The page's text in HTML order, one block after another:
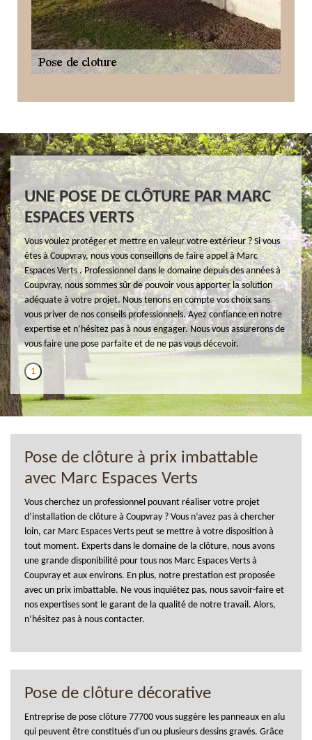
UNE POSE DE CLÔTURE PAR MARC
ESPACES VERTS
Vous voulez protéger et mettre en valeur votre extérieur ? Si vous
êtes à Coupvray, nous vous conseillons de faire appel à Marc
Espaces Verts . Professionnel dans le domaine depuis des années à
Coupvray, nous sommes sûr de pouvoir vous apporter la solution
adéquate à votre projet. Nous tenons en compte vos choix sans
vous priver de nos conseils professionnels. Ayez confiance en notre
expertise et n’hésitez pas à nous engager. Nous vous assurerons de
vous faire une pose parfaite et de ne pas vous décevoir.
1
Pose de clôture à prix imbattable
avec Marc Espaces Verts
Vous cherchez un professionnel pouvant réaliser votre projet
d’installation de clôture à Coupvray ? Vous n’avez pas à chercher
loin, car Marc Espaces Verts peut se mettre à votre disposition à
tout moment. Experts dans le domaine de la clôture, nous avons
une grande disponibilité pour tous nos Marc Espaces Verts à
Coupvray et aux environs. En plus, notre prestation est proposée
avec un prix imbattable. Ne vous inquiétez pas, nous savoir-faire et
nos expertises sont le garant de la qualité de notre travail. Alors,
n’hésitez pas à nous contacter.
Pose de clôture décorative
Entreprise de pose clôture 77700 vous suggère les panneaux en alu
qui peuvent être constitués d'un ou plusieurs dessins gravés. Grâce